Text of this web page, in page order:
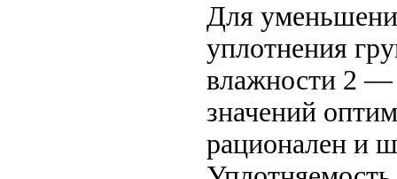
Для
уплотнения
влажности 2 —
значений
рационален и